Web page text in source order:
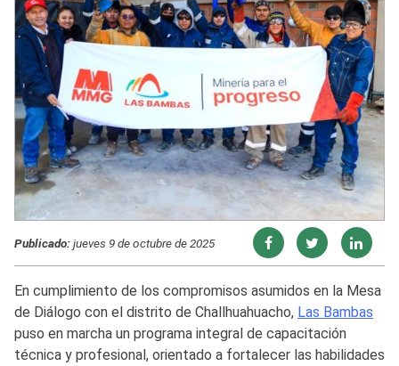
Publicado:jueves 9 de octubre de 2025
En cumplimiento de los compromisos asumidos en la Mesa
de Diálogo con el distrito de Challhuahuacho, Las Bambas
puso en marcha un programa integral de capacitación
técnica y profesional, orientado a fortalecer las habilidades